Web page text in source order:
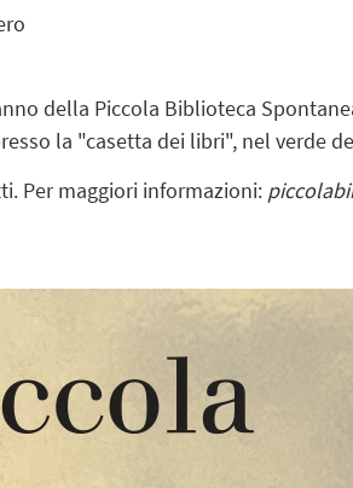
della Piccola Biblioteca
la "casetta dei libri", nel verde
Per maggiori informazioni: